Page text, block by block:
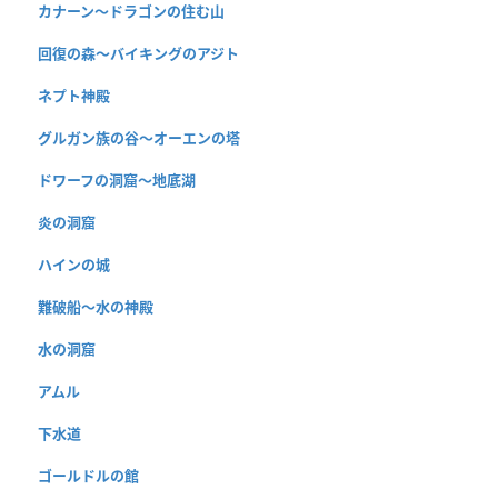
カナーン〜ドラゴンの住む山
回復の森〜バイキングのアジト
ネプト神殿
グルガン族の谷〜オーエンの塔
ドワーフの洞窟〜地底湖
炎の洞窟
ハインの城
難破船〜水の神殿
水の洞窟
アムル
下水道
ゴールドルの館